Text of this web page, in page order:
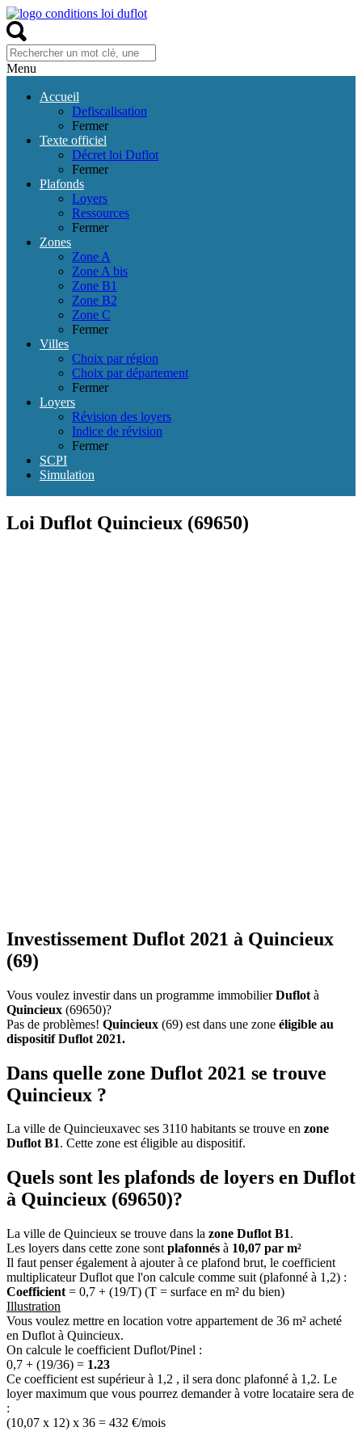
Menu
Accueil
Defiscalisation
Fermer
Texte officiel
Décret loi Duflot
Fermer
Plafonds
Loyers
Ressources
Fermer
Zones
Zone A
Zone A bis
Zone B1
Zone B2
Zone C
Fermer
Villes
Choix par région
Choix par département
Fermer
Loyers
Révision des loyers
Indice de révision
Fermer
SCPI
Simulation
Loi Duflot Quincieux (69650)
Investissement Duflot 2021 à Quincieux
(69)
Vous voulez investir dans un programme immobilierDuflot à
Quincieux (69650)?
Pas de problèmes! Quincieux (69) est dans une zone éligible au
dispositif Duflot 2021.
Dans quelle zone Duflot 2021 se trouve
Quincieux ?
La ville de Quincieuxavec ses 3110 habitants se trouve en zone
Duflot B1. Cette zone est éligible au dispositif.
Quels sont les plafonds de loyers en Duflot
à Quincieux (69650)?
La ville de Quincieux se trouve dans la zone Duflot B1.
Les loyers dans cette zone sont plafonnés à 10,07 par m²
Il faut penser également à ajouter à ce plafond brut, le coefficient
multiplicateur Duflot que l'on calcule comme suit (plafonné à 1,2) :
Coefficient = 0,7 + (19/T) (T = surface en m² du bien)
Illustration
Vous voulez mettre en location votre appartement de 36 m² acheté
en Duflot à Quincieux.
On calcule le coefficient Duflot/Pinel :
0,7 + (19/36) = 1.23
Ce coefficient est supérieur à 1,2 , il sera donc plafonné à 1,2. Le
loyer maximum que vous pourrez demander à votre locataire sera de
:
(10,07 x 12) x 36 = 432 €/mois